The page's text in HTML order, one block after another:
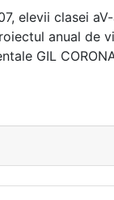
elevii clasei
anual de
GIL